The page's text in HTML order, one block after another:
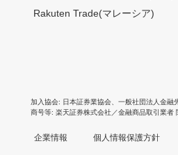
Rakuten Trade(マレーシア)
加入協会 日本証券業協会 一般社団法人金融
商号等 楽天証券株式会社／金融商品取引業
企業情報 個人情報保護方針